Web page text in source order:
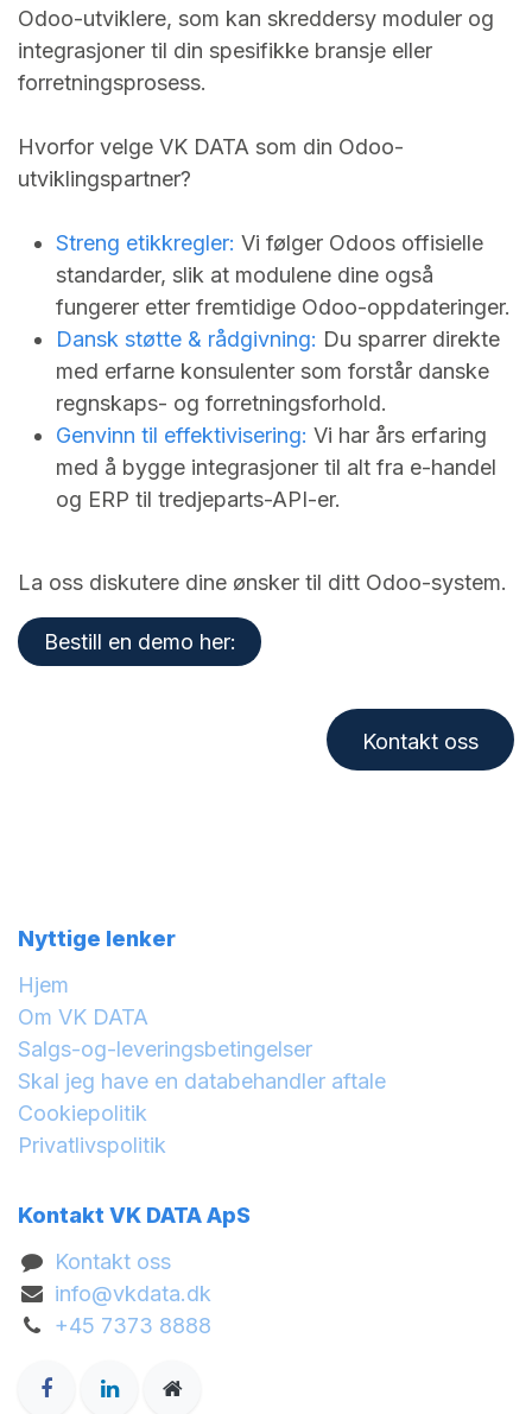
Odoo-utviklere, som kan skreddersy moduler og
integrasjoner til din spesifikke bransje eller
forretningsprosess.
Hvorfor velge VK DATA som din Odoo-
utviklingspartner?
Streng etikkregler: Vi følger Odoos offisielle
standarder, slik at modulene dine også
fungerer etter fremtidige Odoo-oppdateringer.
Dansk støtte & rådgivning: Du sparrer direkte
med erfarne konsulenter som forstår danske
regnskaps- og forretningsforhold.
Genvinn til effektivisering: Vi har års erfaring
med å bygge integrasjoner til alt fra e-handel
og ERP til tredjeparts-API-er.
La oss diskutere dine ønsker til ditt Odoo-system.
Bestill en demo her:
Kontakt oss​​​​
Nyttige lenker
Hjem
Om VK DATA
Salgs-og-leveringsbetingelser
Skal jeg have en databehandler aftale
Cookiepolitik
Privatlivspolitik
Kontakt VK DATA ApS
Kontakt oss
info@vkdata.dk
+45 7373 8888